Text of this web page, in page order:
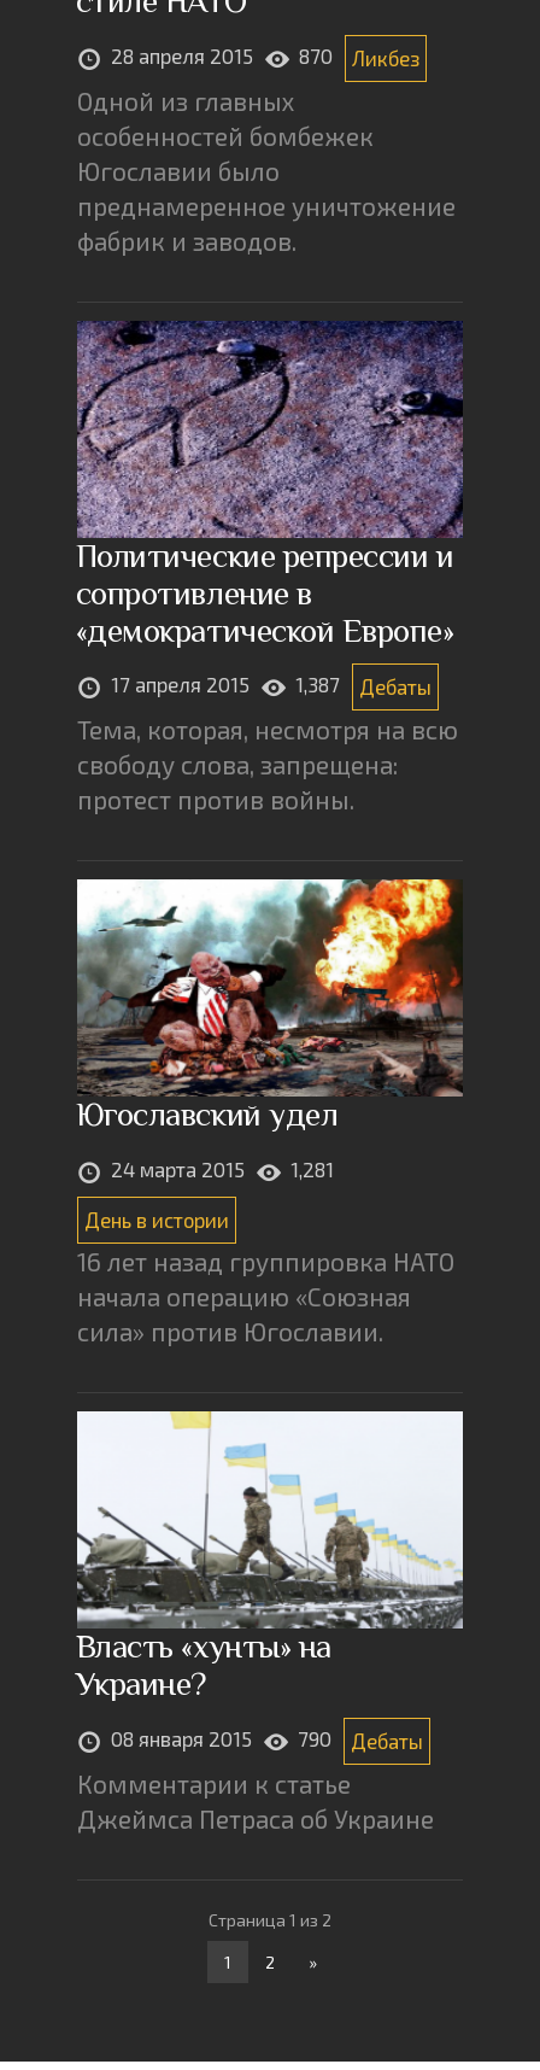
28 апреля 2015 870 Ликбез
Одной из главных
особенностей бомбежек
Югославии было
преднамеренное уничтожение
фабрик и заводов.
Политические репрессии и
сопротивление в
«демократической Европе»
17 апреля 2015 1,387 Дебаты
Тема, которая, несмотря на всю
свободу слова, запрещена:
протест против войны.
Югославский удел
24 марта 2015 1,281
День в истории
16 лет назад группировка НАТО
начала операцию «Союзная
сила» против Югославии.
Власть «хунты» на
Украине?
08 января 2015 790 Дебаты
Комментарии к статье
Джеймса Петраса об Украине
Страница 1 из 2
1 2 »